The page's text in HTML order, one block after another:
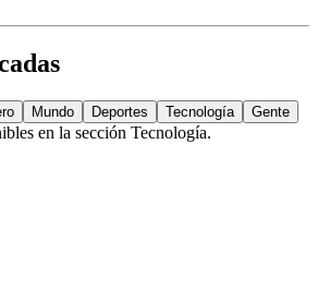
Mundo Deportes Tecnología Gente
en la sección Tecnología.